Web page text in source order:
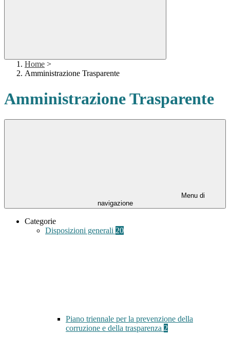
Home >
Amministrazione Trasparente
Amministrazione Trasparente
Menu di
navigazione
Categorie
Disposizioni generali 20
Piano triennale per la prevenzione della
corruzione e della trasparenza 2